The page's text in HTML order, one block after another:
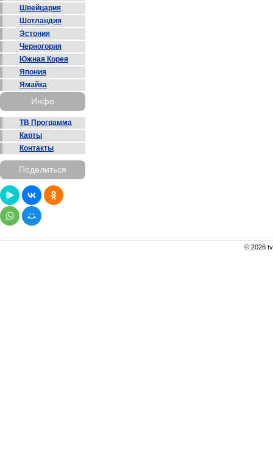
Швейцария
Шотландия
Эстония
Черногория
Южная Корея
Япония
Ямайка
Инфо
ТВ Программа
Карты
Контакты
Поделиться
© 2026